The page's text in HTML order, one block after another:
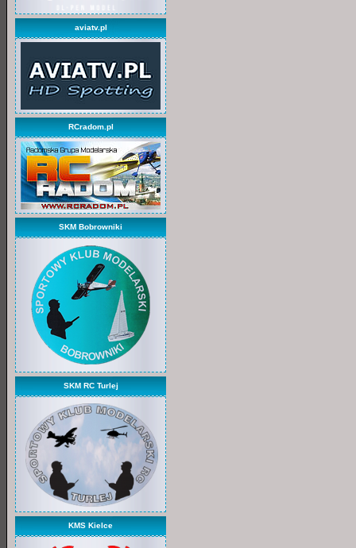
aviatv.pl
RCradom.pl
SKM Bobrowniki
SKM RC Turlej
KMS Kielce